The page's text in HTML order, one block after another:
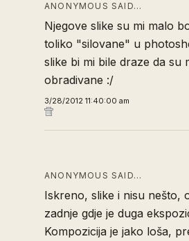
ANONYMOUS SAID…
Njegove slike su mi malo
toliko "silovane" u
slike bi mi bile draze da su
obradivane :/
3/28/2012 11:40:00 am
ANONYMOUS SAID…
Iskreno, slike i nisu nešto,
zadnje gdje je duga
Kompozicija je jako loša,